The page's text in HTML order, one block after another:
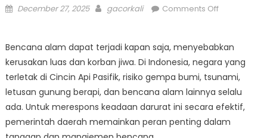
Posted
December 27, 2025 Author
gacorkali Comments Offon
Dekat
Peran
BPBD
Kota
Semarang
dalam
Bencana alam dapat terjadi kapan saja, menyebabkan
kerusakan luas dan korban jiwa. Di Indonesia, negara yang
terletak di Cincin Api Pasifik, risiko gempa bumi, tsunami,
letusan gunung berapi, dan bencana alam lainnya selalu
ada. Untuk merespons keadaan darurat ini secara efektif,
pemerintah daerah memainkan peran penting dalam